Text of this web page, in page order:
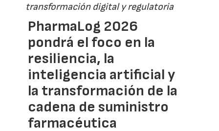
transformación digital y regulatoria
PharmaLog 2026
pondrá el foco en la
resiliencia, la
inteligencia artificial y
la transformación de la
cadena de suministro
farmacéutica